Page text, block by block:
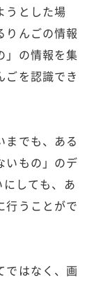
うとした場
りんごの情報
」の情報を集
ごを認識でき
でも、ある
いもの」のデ
しても、あ
行うことがで
はなく、画